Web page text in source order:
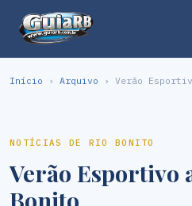
Início › Arquivo › Verão
NOTÍCIAS DE RIO BONITO
Verão Esportivo
Bonito